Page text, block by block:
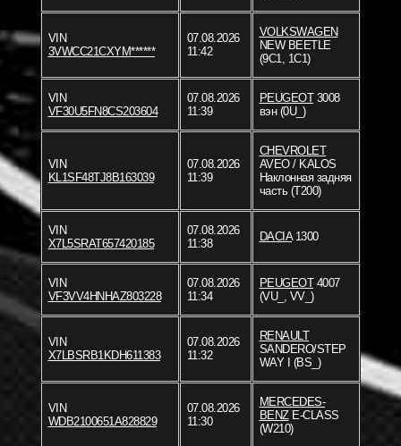
VIN
3VWCC21CXYM******
07.08.2026
11:42
VOLKSWAGEN
NEW BEETLE
(9C1, 1C1)
VIN
VF30U5FN8CS203604
07.08.2026
11:39
PEUGEOT3008
вэн (0U_)
VIN
KL1SF48TJ8B163039
07.08.2026
11:39
CHEVROLET
AVEO / KALOS
Наклонная задняя
часть (T200)
VIN
X7L5SRAT657420185
07.08.2026
11:38
DACIA1300
VIN
VF3VV4HNHAZ803228
07.08.2026
11:34
PEUGEOT4007
(VU_, VV_)
VIN
X7LBSRB1KDH611383
07.08.2026
11:32
RENAULT
SANDERO/STEP
WAY I (BS_)
VIN
WDB2100651A828829
07.08.2026
11:30
MERCEDES-
BENZE-CLASS
(W210)